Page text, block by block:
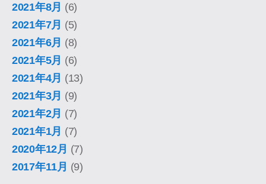
2021年8月 (6)
2021年7月 (5)
2021年6月 (8)
2021年5月 (6)
2021年4月 (13)
2021年3月 (9)
2021年2月 (7)
2021年1月 (7)
2020年12月 (7)
2017年11月 (9)